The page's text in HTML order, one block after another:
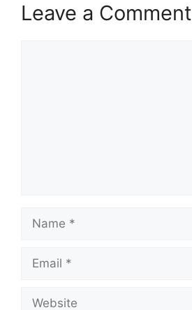
Leave a Comment
Name
Email
Website